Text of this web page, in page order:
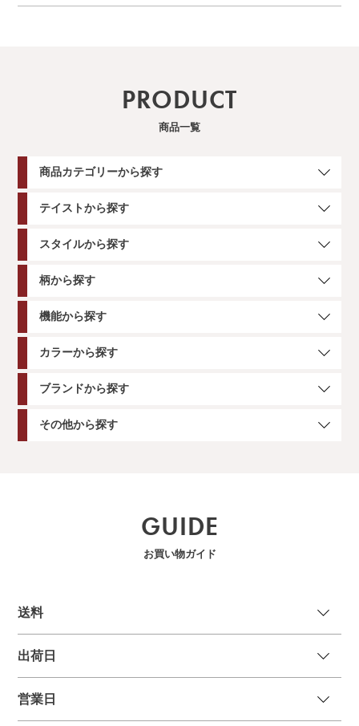
PRODUCT
商品一覧
商品カテゴリーから探す
テイストから探す
スタイルから探す
柄から探す
機能から探す
カラーから探す
ブランドから探す
その他から探す
GUIDE
お買い物ガイド
送料
出荷日
営業日